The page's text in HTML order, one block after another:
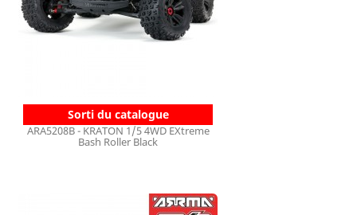
Sorti du catalogue
ARA5208B - KRATON 1/5 4WD EXtreme
Bash Roller Black